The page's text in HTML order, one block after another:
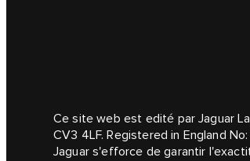
Ce site web est edité par Jaguar
CV3 4LF. Registered in England
Jaguar s'efforce de garantir